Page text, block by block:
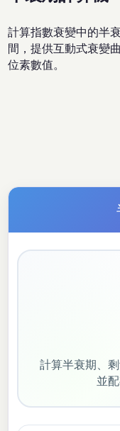
計算指數衰變中的半
間，提供互動式衰變
位素數值。
計算半衰期、
並